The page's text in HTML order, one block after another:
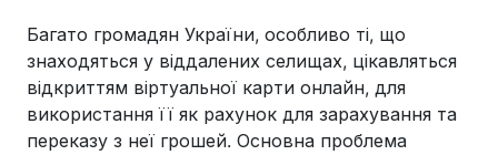
Багато громадян України, особливо ті, що
знаходяться у віддалених селищах, цікавляться
відкриттям віртуальної карти онлайн, для
використання її як рахунок для зарахування та
переказу з неї грошей. Основна проблема